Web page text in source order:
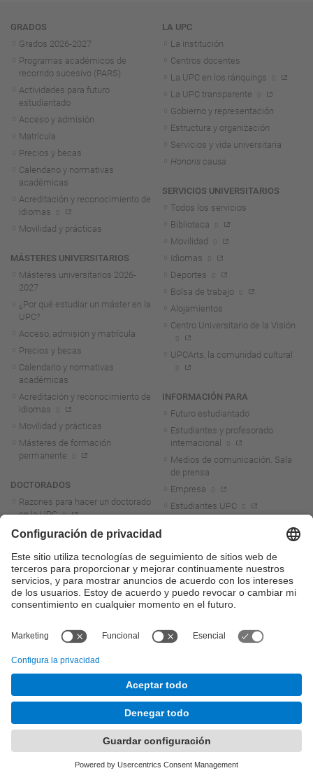
Navegación
GRADOS
Grados 2026-2027
Programas académicos de
recorrido sucesivo (PARS)
Actividades para futuro
estudiantado
Acceso y admisión
Matrícula
Precios y becas
Calendario y normativas
académicas
Acreditación y reconocimiento de
idiomas
Movilidad y prácticas
MÁSTERES UNIVERSITARIOS
Másteres universitarios 2026-
2027
¿Por qué estudiar un máster en la
UPC?
Acceso, admisión y matrícula
Precios y becas
Calendario y normativas
académicas
Acreditación y reconocimiento de
idiomas
Movilidad y prácticas
Másteres de formación
permanente
DOCTORADOS
Razones para hacer un doctorado
en la UPC
Programas de doctorado
FORMACIÓN PERMANENTE
Másteres y posgrados de
formación permanente (UPC
Campus FPCAT-UPC de la
Microcredenciales universitarias
Cursos de idiomas
Diploma para mayores de 55
LA UPC
La institución
Centros docentes
La UPC en los ránquings
La UPC transparente
Gobierno y representación
Estructura y organización
Servicios y vida universitaria
Honoris causa
SERVICIOS UNIVERSITARIOS
Todos los servicios
Biblioteca
Movilidad
Idiomas
Deportes
Bolsa de trabajo
Alojamientos
Centro Universitario de la Visión
UPCArts, la comunidad cultural
INFORMACIÓN PARA
Futuro estudiantado
Estudiantes y profesorado
internacional
Medios de comunicación. Sala
de prensa
Empresa
Estudiantes UPC
ACCESO DIRECTO
Atenea
E-Secretaria
Sede electrónica
Portal del personal UPC
Directorio PDI y PTGAS
Marca corporativa
UPCshop, merchandising